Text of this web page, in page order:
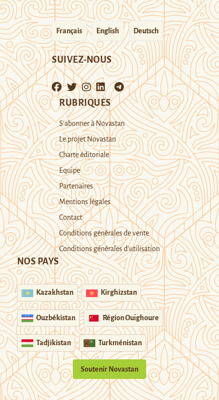
Français English Deutsch
SUIVEZ-NOUS
RUBRIQUES
S’abonner à Novastan
Le projet Novastan
Charte éditoriale
Equipe
Partenaires
Mentions légales
Contact
Conditions générales de vente
Conditions générales d’utilisation
NOS PAYS
Kazakhstan Kirghizstan
Ouzbékistan Région Ouïghoure
Tadjikistan Turkménistan
Soutenir Novastan